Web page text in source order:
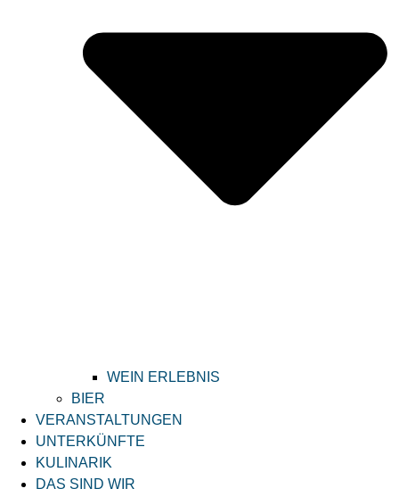
WEIN ERLEBNIS
BIER
VERANSTALTUNGEN
UNTERKÜNFTE
KULINARIK
DAS SIND WIR